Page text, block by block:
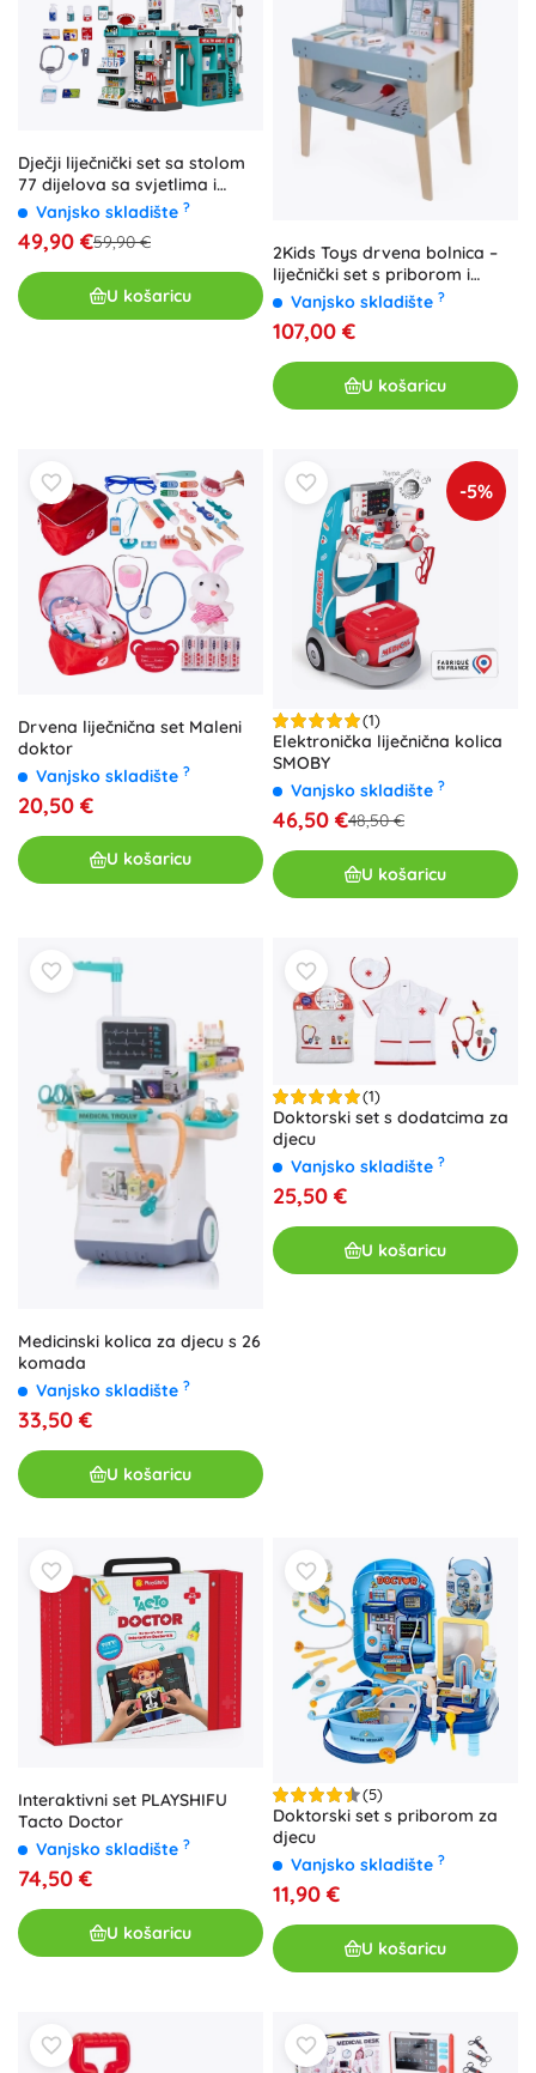
Dječji liječnički set sa stolom
77 dijelova sa svjetlima i
zvukovima
Vanjsko skladište ?
49,90 €59,90 €
U košaricu
2Kids Toys drvena bolnica –
liječnički set s priborom i
osvijetljenom RTG pločom
Vanjsko skladište ?
107,00 €
U košaricu
Drvena liječnična set Maleni
doktor
Vanjsko skladište ?
20,50 €
U košaricu
-5%
(1)
Elektronička liječnična kolica
SMOBY
Vanjsko skladište ?
46,50 €48,50 €
U košaricu
Medicinski kolica za djecu s 26
komada
Vanjsko skladište ?
33,50 €
U košaricu
(1)
Doktorski set s dodatcima za
djecu
Vanjsko skladište ?
25,50 €
U košaricu
Interaktivni set PLAYSHIFU
Tacto Doctor
Vanjsko skladište ?
74,50 €
U košaricu
(5)
Doktorski set s priborom za
djecu
Vanjsko skladište ?
11,90 €
U košaricu